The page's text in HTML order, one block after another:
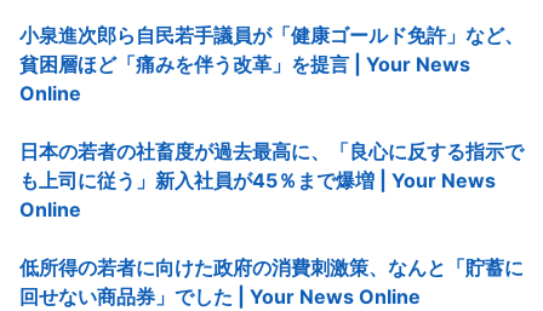
小泉進次郎ら自民若手議員が「健康ゴールド免許」など、
貧困層ほど「痛みを伴う改革」を提言 | Your News
Online
日本の若者の社畜度が過去最高に、「良心に反する指示で
も上司に従う」新入社員が45％まで爆増 | Your News
Online
低所得の若者に向けた政府の消費刺激策、なんと「貯蓄に
回せない商品券」でした | Your News Online